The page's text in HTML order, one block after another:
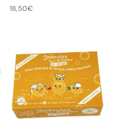
18,50€